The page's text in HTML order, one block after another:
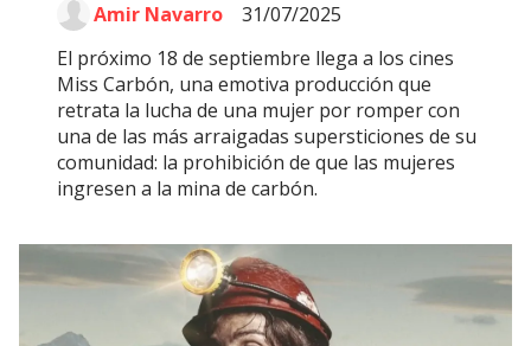
El próximo 18 de septiembre llega a los cines
Miss Carbón, una emotiva producción que
retrata la lucha de una mujer por romper con
una de las más arraigadas supersticiones de su
comunidad: la prohibición de que las mujeres
ingresen a la mina de carbón.
31/07/2025
Amir Navarro